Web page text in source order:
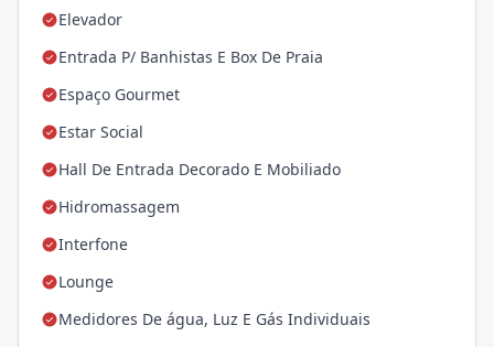
Elevador
Entrada P/ Banhistas E Box De Praia
Espaço Gourmet
Estar Social
Hall De Entrada Decorado E Mobiliado
Hidromassagem
Interfone
Lounge
Medidores De água, Luz E Gás Individuais